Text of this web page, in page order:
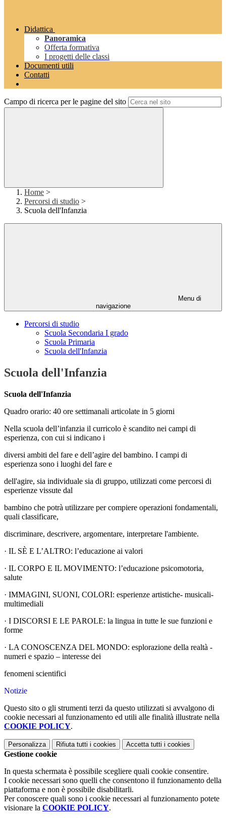
Didattica
Panoramica
Offerta formativa
I progetti delle classi
Documenti utili
Contatti
Campo di ricerca per le pagine del sito
Home >
Percorsi di studio >
Scuola dell'Infanzia
Menu di
navigazione
Percorsi di studio
Scuola Secondaria I grado
Scuola Primaria
Scuola dell'Infanzia
Scuola dell'Infanzia
Scuola dell'Infanzia
Quadro orario: 40 ore settimanali articolate in 5 giorni
Nella scuola dell’infanzia il curricolo è scandito nei campi di
esperienza, con cui si indicano i
diversi ambiti del fare e dell’agire del bambino. I campi di
esperienza sono i luoghi del fare e
dell'agire, sia individuale sia di gruppo, utilizzati come percorsi di
esperienze vissute dal
bambino che potrà utilizzare per compiere operazioni fondamentali,
quali classificare,
discriminare, descrivere, argomentare, interpretare l'ambiente.
· IL SÈ E L’ALTRO: l’educazione ai valori
· IL CORPO E IL MOVIMENTO: l’educazione psicomotoria,
salute
· IMMAGINI, SUONI, COLORI: esperienze artistiche- musicali-
multimediali
· I DISCORSI E LE PAROLE: la lingua in tutte le sue funzioni e
forme
· LA CONOSCENZA DEL MONDO: esplorazione della realtà -
numeri e spazio – interesse dei
fenomeni scientifici
Notizie
Questo sito o gli strumenti terzi da questo utilizzati si avvalgono di
cookie necessari al funzionamento ed utili alle finalità illustrate nella
COOKIE POLICY.
Personalizza Rifiuta tutti i cookies Accetta tutti i cookies
Gestione cookie
In questa schermata è possibile scegliere quali cookie consentire.
I cookie necessari sono quelli che consentono il funzionamento della
piattaforma e non è possibile disabilitarli.
Per conoscere quali sono i cookie necessari al funzionamento potete
visionare la COOKIE POLICY.